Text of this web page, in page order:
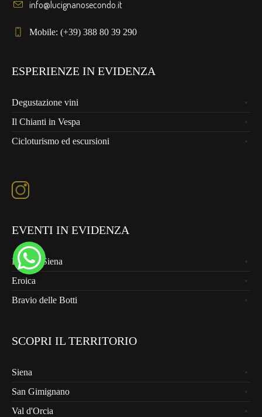
info@lucignanosecondo.it
Mobile: (+39) 388 80 39 290
ESPERIENZE IN EVIDENZA
Degustazione vini
Il Chianti in Vespa
Cicloturismo ed escursioni
EVENTI IN EVIDENZA
Palio di Siena
Eroica
Bravio delle Botti
SCOPRI IL TERRITORIO
Siena
San Gimignano
Val d'Orcia